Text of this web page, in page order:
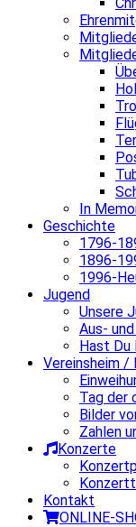
In
Geschichte
1796-
1896-
1996-
Jugend
Unsere
Aus-
Hast Du
Vereinsheim /
Tag der
Bilder
Zahlen
Konzerte
Kontakt
ONLINE-